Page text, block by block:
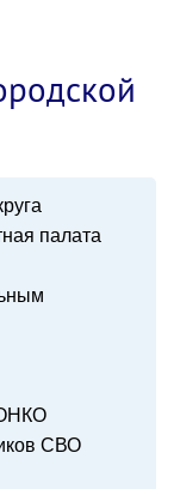
палата
СВО